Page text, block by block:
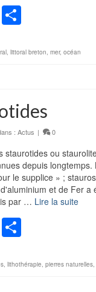
Email
, littoral breton, mer, océan
: Actus | 0
staurotides ou
depuis longtemps.
le supplice » ;
et de Fer a
par … Lire la suite
Email
, lithothérapie, pierres naturelles,